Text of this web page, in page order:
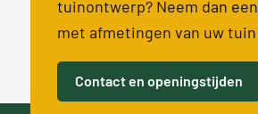
tuinontwerp? Neem dan
met afmetingen van uw
Contact en openingstijden